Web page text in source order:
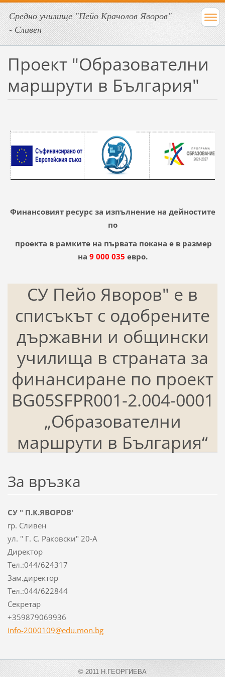
Средно училище "Пейо Крачолов Яворов"
- Сливен
Проект "Образователни
маршрути в България"
Финансовият ресурс за изпълнение на дейностите
по
проекта в рамките на първата покана е в размер
на 9 000 035 евро.
СУ Пейо Яворов" е в
списъкът с одобрените
държавни и общински
училища в страната за
финансиране по проект
BG05SFPR001-2.004-0001
„Образователни
маршрути в България“
За връзка
СУ " П.К.ЯВОРОВ'
гр. Сливен
ул. " Г. С. Раковски" 20-А
Директор
Тел.:044/624317
Зам.директор
Тел.:044/622844
Секретар
+359879069936
info-2000109@edu.mon.bg
© 2011 Н.ГЕОРГИЕВА